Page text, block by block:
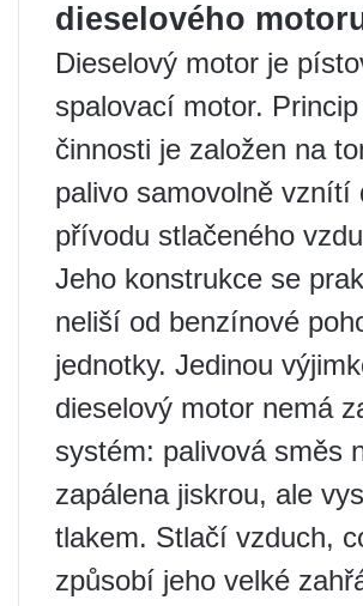
dieselového
Dieselový motor je
spalovací motor.
činnosti je založen na
palivo samovolně vznítí
přívodu stlačeného
Jeho konstrukce se
neliší od benzínové
jednotky. Jedinou
dieselový motor nemá
systém: palivová směs
zapálena jiskrou, ale
tlakem. Stlačí vzduch,
způsobí jeho velké